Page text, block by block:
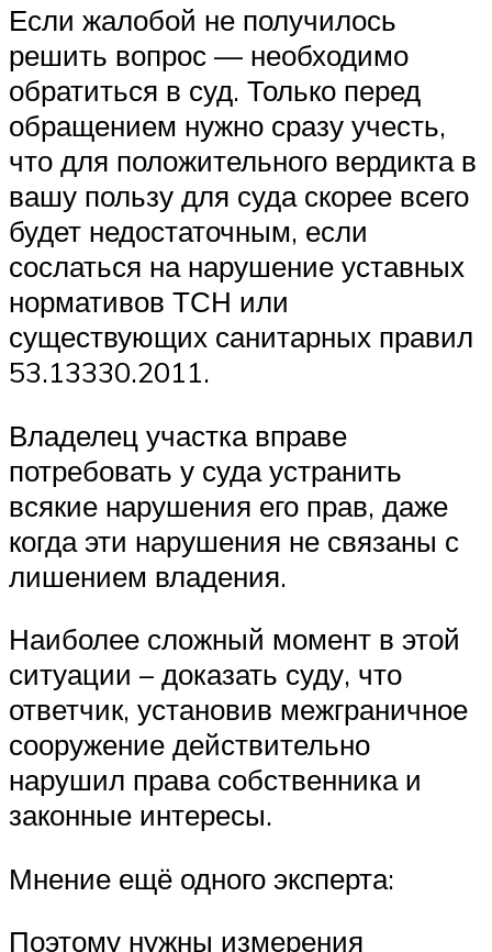
Если жалобой не получилось
решить вопрос — необходимо
обратиться в суд. Только перед
обращением нужно сразу учесть,
что для положительного вердикта в
вашу пользу для суда скорее всего
будет недостаточным, если
сослаться на нарушение уставных
нормативов ТСН или
существующих санитарных правил
53.13330.2011.
Владелец участка вправе
потребовать у суда устранить
всякие нарушения его прав, даже
когда эти нарушения не связаны с
лишением владения.
Наиболее сложный момент в этой
ситуации – доказать суду, что
ответчик, установив межграничное
сооружение действительно
нарушил права собственника и
законные интересы.
Мнение ещё одного эксперта:
Поэтому нужны измерения